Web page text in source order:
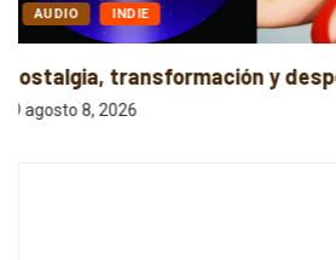
ALTERNATIVO
Entre la Melodía y la Rebeldía
agosto 8, 2026